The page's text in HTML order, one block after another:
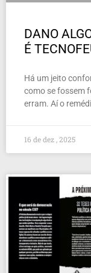
DANO
É
Há um jeito
como se fossem
erram. Aí o
16 de dez , 2025